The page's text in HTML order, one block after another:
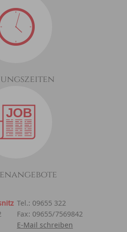
Tel.: 09655 322
Fax: 09655/7569842
E-Mail schreiben